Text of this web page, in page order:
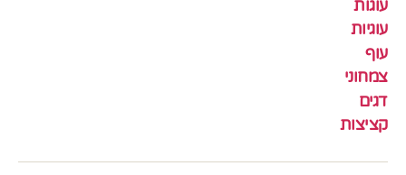
עוגות
עוגיות
עוף
צמחוני
דגים
קציצות